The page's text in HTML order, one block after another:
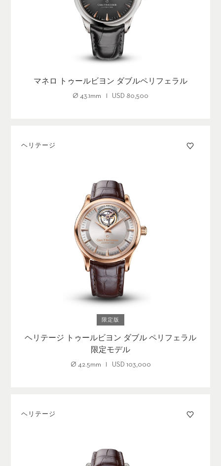
マネロ トゥールビヨン ダブルペリフェラル
Ø 43.1mm USD 80,500
ヘリテージ
限定版
ヘリテージ トゥールビヨン ダブル ペリフェラル
限定モデル
Ø 42.5mm USD 103,000
ヘリテージ